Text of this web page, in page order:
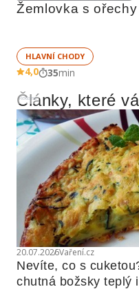
Žemlovka s ořechy
HLAVNÍ CHODY
4,0 35min
Reklama
Články, které
20.07.2026Vaření.cz
Nevíte, co s
chutná božsky teplý